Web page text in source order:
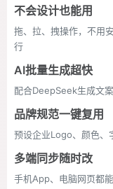
不会设计也能用
拖、拉、拽操作，不用
行
AI批量生成超快
配合DeepSeek生成文
品牌规范一键复用
预设企业Logo、颜色、
多端同步随时改
手机App、电脑网页都